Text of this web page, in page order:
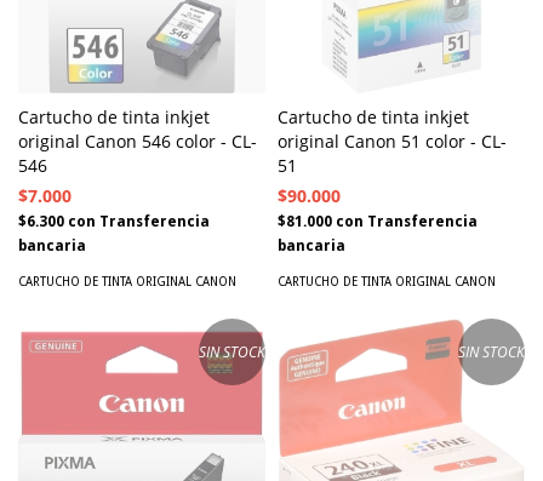
Cartucho de tinta inkjet
original Canon 546 color - CL-
546
$7.000
$6.300 con Transferencia
bancaria
CARTUCHO DE TINTA ORIGINAL CANON
Cartucho de tinta inkjet
original Canon 51 color - CL-
51
$90.000
$81.000 con Transferencia
bancaria
CARTUCHO DE TINTA ORIGINAL CANON
SIN STOCK SIN STOCK